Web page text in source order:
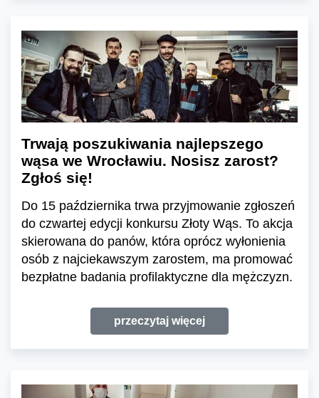
Trwają poszukiwania najlepszego
wąsa we Wrocławiu. Nosisz zarost?
Zgłoś się!
Do 15 października trwa przyjmowanie zgłoszeń
do czwartej edycji konkursu Złoty Wąs. To akcja
skierowana do panów, która oprócz wyłonienia
osób z najciekawszym zarostem, ma promować
bezpłatne badania profilaktyczne dla mężczyzn.
przeczytaj więcej